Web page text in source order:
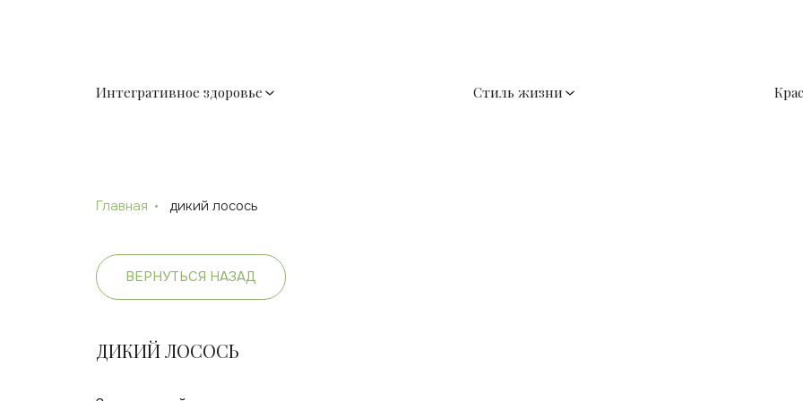
Интегративное здоровье Стиль жизни
Главная дикий лосось
ВЕРНУТЬСЯ НАЗАД
ДИКИЙ ЛОСОСЬ